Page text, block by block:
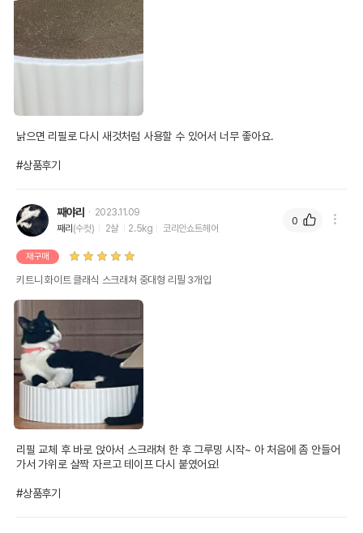
낡으면 리필로 다시 새것처럼 사용할 수 있어서 너무 좋아요.
#상품후기
째야리
2023.11.09
째리 (수컷) 2살 2.5kg 코리안쇼트헤어
재구매
키트니 화이트 클래식 스크래쳐 중대형 리필 3개입
리필 교체 후 바로 앉아서 스크래쳐 한 후 그루밍 시작~ 아 처음에 좀 안들어
가서 가위로 살짝 자르고 테이프 다시 붙였어요!
#상품후기
0